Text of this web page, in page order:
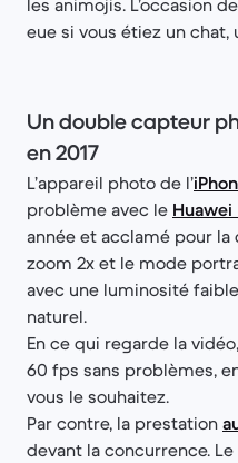
eue si vous étiez un chat,
Un double capteur
en 2017
L’appareil photo de l’
problème avec le Huawei
année et acclamé pour
zoom 2x et le mode
avec une luminosité
naturel.
En ce qui regarde la
60 fps sans problèmes,
vous le souhaitez.
Par contre, la prestation
devant la concurrence.